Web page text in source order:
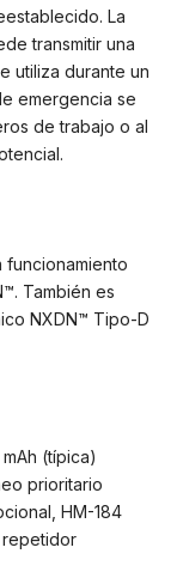
La
transmitir una
utiliza durante un
emergencia se
de trabajo o al
funcionamiento
También es
NXDN™ Tipo-D
(típica)
prioritario
HM-184